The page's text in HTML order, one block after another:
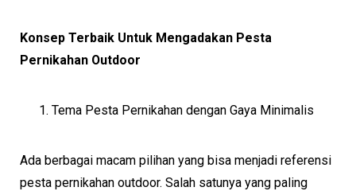
Konsep Terbaik Untuk Mengadakan Pesta
Pernikahan Outdoor
Tema Pesta Pernikahan dengan Gaya Minimalis
Ada berbagai macam pilihan yang bisa menjadi referensi
pesta pernikahan outdoor. Salah satunya yang paling